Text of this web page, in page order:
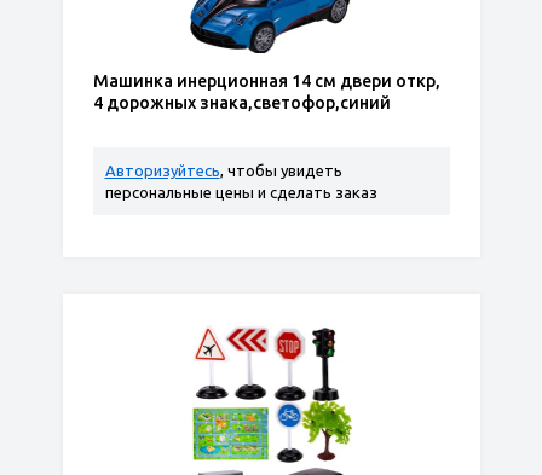
Машинка инерционная 14 см двери откр,
4 дорожных знака,светофор,синий
Авторизуйтесь, чтобы увидеть
персональные цены и сделать заказ